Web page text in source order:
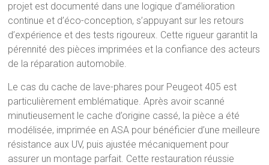
projet est documenté dans une logique d’amélioration
continue et d’éco-conception, s’appuyant sur les retours
d’expérience et des tests rigoureux. Cette rigueur garantit la
pérennité des pièces imprimées et la confiance des acteurs
de la réparation automobile.
Le cas du cache de lave-phares pour Peugeot 405 est
particulièrement emblématique. Après avoir scanné
minutieusement le cache d’origine cassé, la pièce a été
modélisée, imprimée en ASA pour bénéficier d’une meilleure
résistance aux UV, puis ajustée mécaniquement pour
assurer un montage parfait. Cette restauration réussie